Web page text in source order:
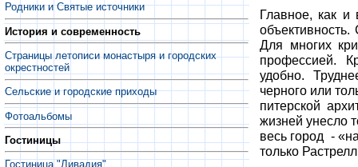
Родники и Святые источники
История и современность
Страницы летописи монастыря и городских
окрестностей
Сельские и городские приходы
Фотоальбомы
Гостиницы
Гостиница "Ливадия"
Главное, как и
Для многих
профессией.
удобно.
черного или
питерской
жизней унесло
весь город -
только